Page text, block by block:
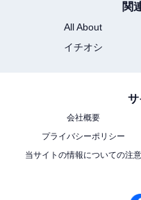
関
All About
イチオシ
サ
会社概要
プライバシーポリシー
当サイトの情報についての注意